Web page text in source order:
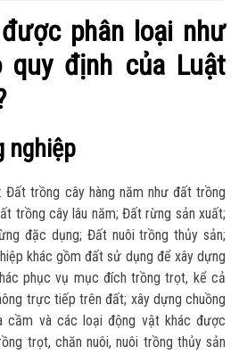
phân loại như
quy định của Luật
nghiệp
Đất trồng cây hàng năm như đất trồng
trồng cây lâu năm; Đất rừng sản xuất;
đặc dụng; Đất nuôi trồng thủy sản;
khác gồm đất sử dụng để xây dựng
phục vụ mục đích trồng trọt, kể cả
trực tiếp trên đất; xây dựng chuồng
cầm và các loại động vật khác được
trọt, chăn nuôi, nuôi trồng thủy sản